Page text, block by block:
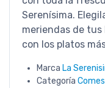
Serenísima.
meriendas de tus
con los platos
Marca La
Categoría